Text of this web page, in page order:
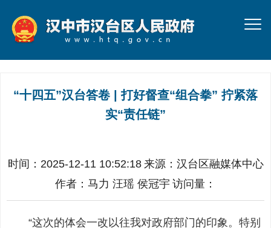
“十四五”汉台答卷 | 打好督查“组合拳” 拧紧落
实“责任链”
时间：2025-12-11 10:52:18 来源： 汉台区融媒体中心
作者： 马力 汪瑶 侯冠宇 访问量：
“这次的体会一改以往我对政府部门的印象。特别